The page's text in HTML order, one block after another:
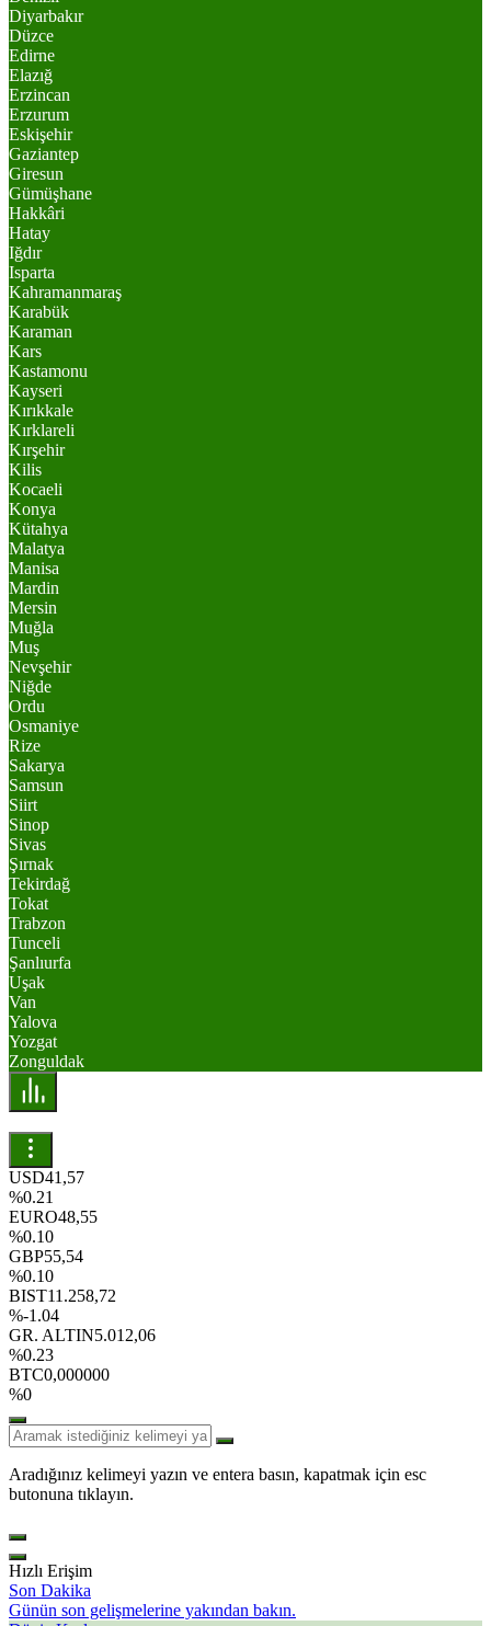
Diyarbakır
Düzce
Edirne
Elazığ
Erzincan
Erzurum
Eskişehir
Gaziantep
Giresun
Gümüşhane
Hakkâri
Hatay
Iğdır
Isparta
Kahramanmaraş
Karabük
Karaman
Kars
Kastamonu
Kayseri
Kırıkkale
Kırklareli
Kırşehir
Kilis
Kocaeli
Konya
Kütahya
Malatya
Manisa
Mardin
Mersin
Muğla
Muş
Nevşehir
Niğde
Ordu
Osmaniye
Rize
Sakarya
Samsun
Siirt
Sinop
Sivas
Şırnak
Tekirdağ
Tokat
Trabzon
Tunceli
Şanlıurfa
Uşak
Van
Yalova
Yozgat
Zonguldak
USD41,57
%0.21
EURO48,55
%0.10
GBP55,54
%0.10
BIST11.258,72
%-1.04
GR. ALTIN5.012,06
%0.23
BTC0,000000
%0
Aradığınız kelimeyi yazın ve entera basın, kapatmak için esc
butonuna tıklayın.
Hızlı Erişim
Son Dakika
Günün son gelişmelerine yakından bakın.